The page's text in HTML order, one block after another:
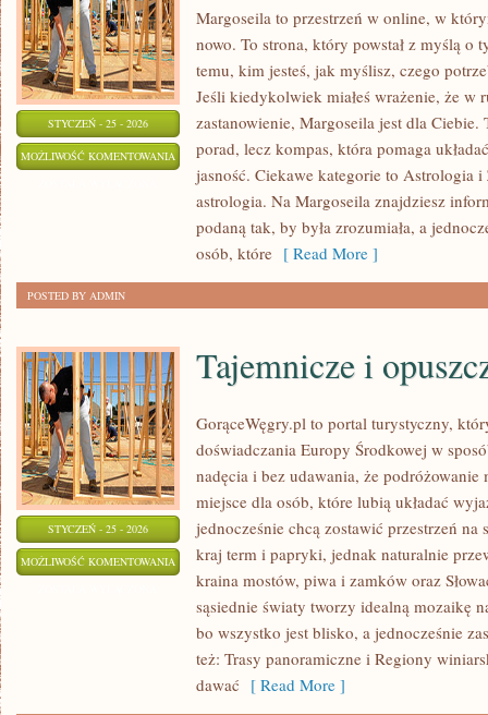
STYCZEŃ - 25 - 2026
MOŻLIWOŚĆ KOMENTOWANIA ENERGIA
AURA
CZŁOWIEKA
Margoseila to przestrzeń w online, w
nowo. To strona, który powstał z myślą o
temu, kim jesteś, jak myślisz, czego
Jeśli kiedykolwiek miałeś wrażenie, że
zastanowienie, Margoseila jest dla
porad, lecz kompas, która pomaga
jasność. Ciekawe kategorie to Astrologia
astrologia. Na Margoseila znajdziesz
podaną tak, by była zrozumiała, a
osób, które [ Read More ]
POSTED BY ADMIN
STYCZEŃ - 25 - 2026
MOŻLIWOŚĆ KOMENTOWANIA TAJEMNICZE
OPUSZCZONE
MIEJSCA
Tajemnicze i
GorąceWęgry.pl to portal turystyczny,
doświadczania Europy Środkowej w
nadęcia i bez udawania, że
miejsce dla osób, które lubią układać
jednocześnie chcą zostawić przestrzeń
kraj term i papryki, jednak naturalnie
kraina mostów, piwa i zamków oraz
sąsiednie światy tworzy idealną mozaikę
bo wszystko jest blisko, a jednocześnie
też: Trasy panoramiczne i Regiony
dawać [ Read More ]